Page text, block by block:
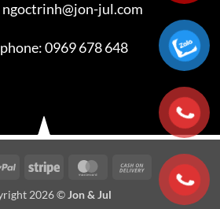
ngoctrinh@jon-jul.com
0969 678 648
PayPal Stripe MasterCard
Cash
On
Delivery
2026 © Jon & Jul